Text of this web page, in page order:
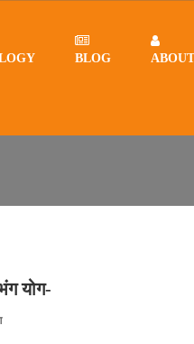
BLOG
योग-